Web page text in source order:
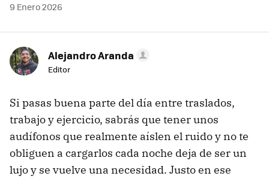
9 Enero 2026
Alejandro Aranda
Editor
Si pasas buena parte del día entre traslados,
trabajo y ejercicio, sabrás que tener unos
audífonos que realmente aíslen el ruido y no te
obliguen a cargarlos cada noche deja de ser un
lujo y se vuelve una necesidad. Justo en ese